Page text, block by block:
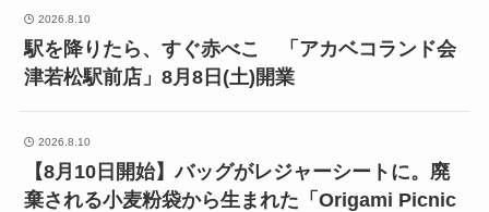
2026.8.10
駅を降りたら、すぐ赤べこ 「アカベコランド会
津若松駅前店」8月8日(土)開業
2026.8.10
【8月10日開始】バッグがレジャーシートに。廃
棄される小麦粉袋から生まれた「Origami Picnic